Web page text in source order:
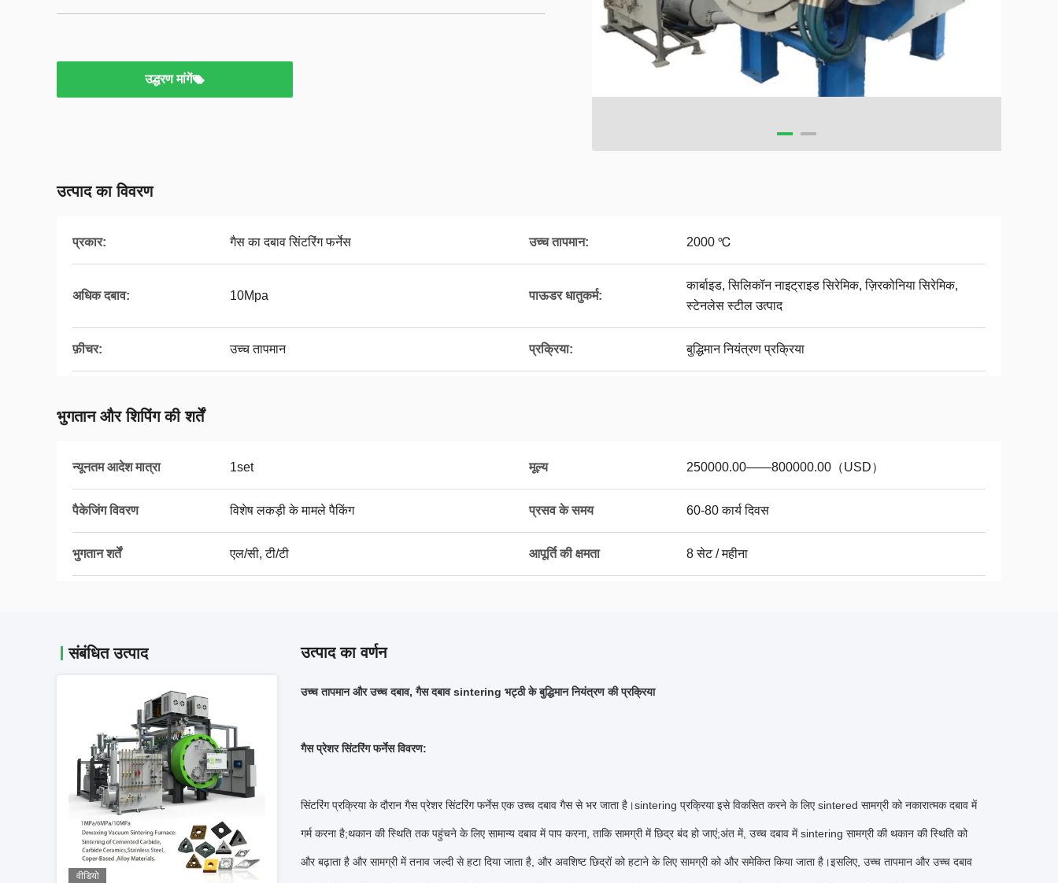
उद्धरण मांगें
उत्पाद का विवरण
प्रकार: गैस का दबाव सिंटरिंग फर्नेस उच्च तापमान: 2000 ℃
अधिक दबाव: 10Mpa पाऊडर धातुकर्म:
कार्बाइड, सिलिकॉन नाइट्राइड सिरेमिक, ज़िरकोनिया सिरेमिक,
स्टेनलेस स्टील उत्पाद
फ़ीचर: उच्च तापमान प्रक्रिया: बुद्धिमान नियंत्रण प्रक्रिया
भुगतान और शिपिंग की शर्तें
न्यूनतम आदेश मात्रा 1set मूल्य 250000.00——800000.00（USD）
पैकेजिंग विवरण विशेष लकड़ी के मामले पैकिंग प्रसव के समय 60-80 कार्य दिवस
भुगतान शर्तें एल/सी, टी/टी आपूर्ति की क्षमता 8 सेट / महीना
संबंधित उत्पाद
वीडियो
उत्पाद का वर्णन
उच्च तापमान और उच्च दबाव, गैस दबाव sintering भट्ठी के बुद्धिमान नियंत्रण की प्रक्रिया
गैस प्रेशर सिंटरिंग फर्नेस विवरण:
सिंटरिंग प्रक्रिया के दौरान गैस प्रेशर सिंटरिंग फर्नेस एक उच्च दबाव गैस से भर जाता है।sintering प्रक्रिया इसे विकसित करने के लिए sintered सामग्री को नकारात्मक दबाव में
गर्म करना है;थकान की स्थिति तक पहुंचने के लिए सामान्य दबाव में पाप करना, ताकि सामग्री में छिद्र बंद हो जाएं;अंत में, उच्च दबाव में sintering सामग्री की थकान की स्थिति को
और बढ़ाता है और सामग्री में तनाव जल्दी से हटा दिया जाता है, और अवशिष्ट छिद्रों को हटाने के लिए सामग्री को और समेकित किया जाता है।इसलिए, उच्च तापमान और उच्च दबाव